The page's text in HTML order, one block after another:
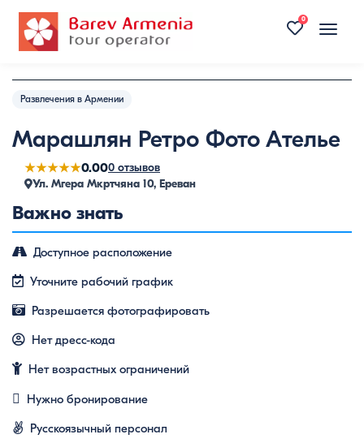
Toggle
0
Развлечения в Армении
Марашлян Ретро Фото Ателье
★★★★★0.000 отзывов
Ул. Мгера Мкртчяна 10, Ереван
Важно знать
Доступное расположение
Уточните рабочий график
Разрешается фотографировать
Нет дресс-кода
Нет возрастных ограничений
Нужно бронирование
Русскоязычный персонал